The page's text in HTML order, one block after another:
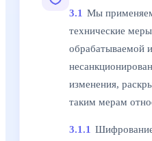
3.1 Мы
технические
обрабатываемой
изменения,
таким мерам
3.1.1